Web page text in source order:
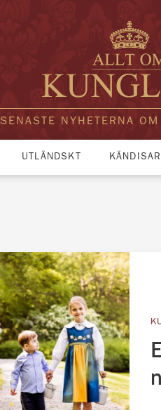
SENASTE NYHETERNA
UTLÄNDSKT KÄNDISAR